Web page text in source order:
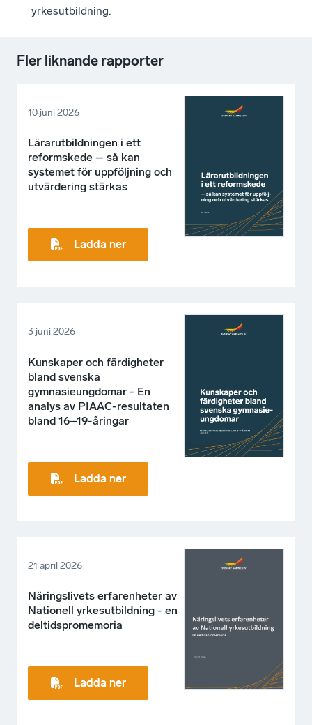
yrkesutbildning.
Fler liknande rapporter
10 juni 2026
Lärarutbildningen i ett
reformskede – så kan
systemet för uppföljning och
utvärdering stärkas
Ladda ner
3 juni 2026
Kunskaper och färdigheter
bland svenska
gymnasieungdomar - En
analys av PIAAC-resultaten
bland 16–19-åringar
Ladda ner
21 april 2026
Näringslivets erfarenheter av
Nationell yrkesutbildning - en
deltidspromemoria
Ladda ner